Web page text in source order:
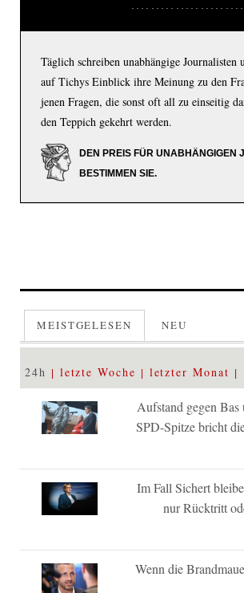
Täglich schreiben unabhängige Journalisten
auf Tichys Einblick ihre Meinung zu den
jenen Fragen, die sonst oft all zu einseitig
den Teppich gekehrt werden.
DEN PREIS FÜR UNABHÄNGIGEN
BESTIMMEN SIE.
MEISTGELESEN NEU
24h letzte Woche letzter Monat
Aufstand gegen
SPD-Spitze bricht
Im Fall Sichert
nur Rücktritt
Wenn die